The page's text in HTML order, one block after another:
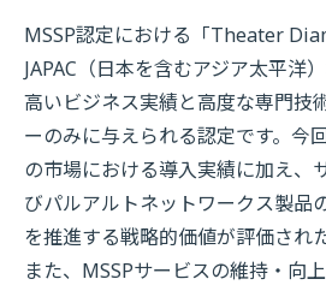
MSSP認定における「Theater
JAPAC（日本を含むアジア太平洋
高いビジネス実績と高度な専門技
ーのみに与えられる認定です。今
の市場における導入実績に加え、
びパルアルトネットワークス製品
を推進する戦略的価値が評価され
また、MSSPサービスの維持・向